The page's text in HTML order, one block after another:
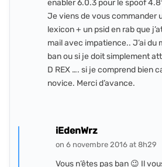
enabler 6.0.3 pour le spoof
Je viens de vous commander
lexicon + un psid en rab que
mail avec impatience.. J’ai du
ban ou si je doit simplement
D REX …. si je comprend bien
novice. Merci d’avance.
iEdenWrz
on 6 novembre 2016 at 8h29
Vous n’êtes pas ban 😉 Il